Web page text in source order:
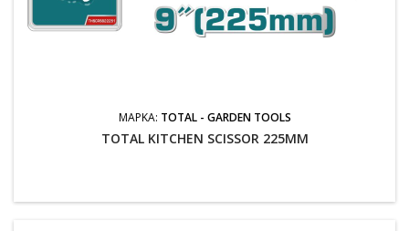
ΜΆΡΚΑ: TOTAL - GARDEN TOOLS
TOTAL KITCHEN SCISSOR 225MM